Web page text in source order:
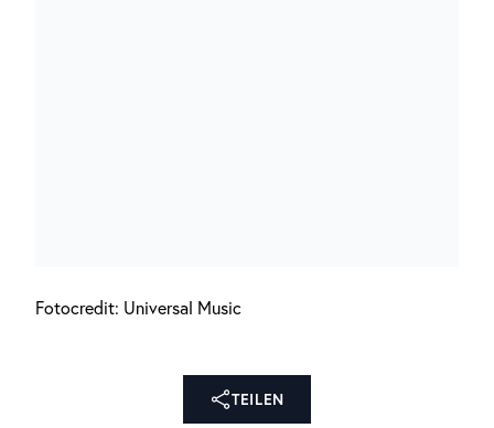
Fotocredit: Universal Music
TEILEN